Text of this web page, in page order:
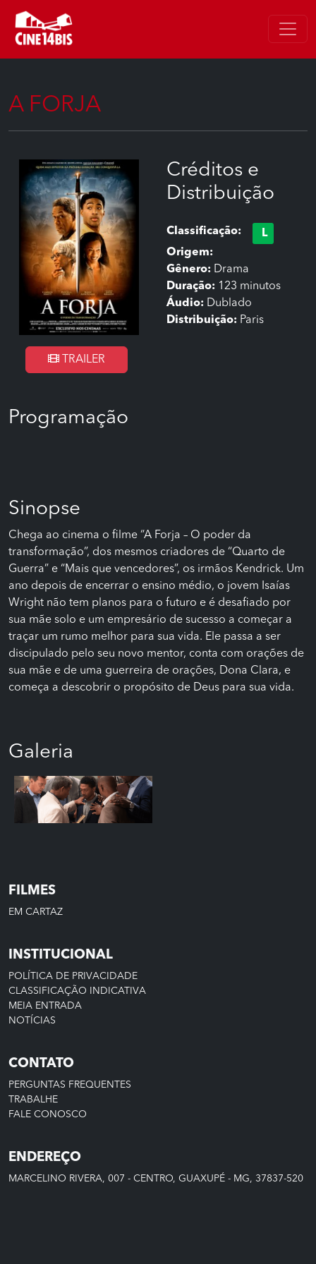
A FORJA
TRAILER
Créditos e
Distribuição
Classificação:
L
Origem:
Gênero: Drama
Duração: 123 minutos
Áudio: Dublado
Distribuição: Paris
Programação
Sinopse
Chega ao cinema o filme “A Forja – O poder da
transformação”, dos mesmos criadores de “Quarto de
Guerra” e “Mais que vencedores”, os irmãos Kendrick. Um
ano depois de encerrar o ensino médio, o jovem Isaías
Wright não tem planos para o futuro e é desafiado por
sua mãe solo e um empresário de sucesso a começar a
traçar um rumo melhor para sua vida. Ele passa a ser
discipulado pelo seu novo mentor, conta com orações de
sua mãe e de uma guerreira de orações, Dona Clara, e
começa a descobrir o propósito de Deus para sua vida.
Galeria
FILMES
EM CARTAZ
INSTITUCIONAL
POLÍTICA DE PRIVACIDADE
CLASSIFICAÇÃO INDICATIVA
MEIA ENTRADA
NOTÍCIAS
CONTATO
PERGUNTAS FREQUENTES
TRABALHE
FALE CONOSCO
ENDEREÇO
MARCELINO RIVERA, 007 - CENTRO, GUAXUPÉ - MG, 37837-520